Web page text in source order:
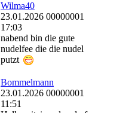
Wilma40
23.01.2026 00000001
17:03
nabend bin die gute
nudelfee die die nudel
putzt
Bommelmann
23.01.2026 00000001
11:51